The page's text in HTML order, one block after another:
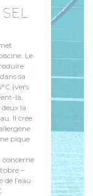
Le
sa
(vers
là,
la
Il crée
pique
concerne
–
l’eau